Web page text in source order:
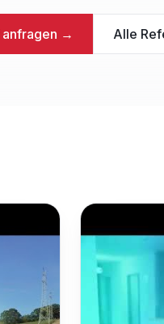
anfragen → Alle